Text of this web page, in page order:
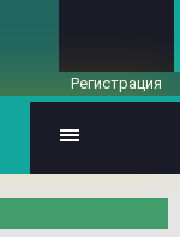
Регистрация